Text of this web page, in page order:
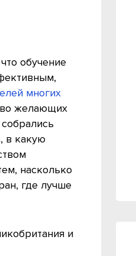
обучение
многих
желающих
в какую
насколько
где лучше
и